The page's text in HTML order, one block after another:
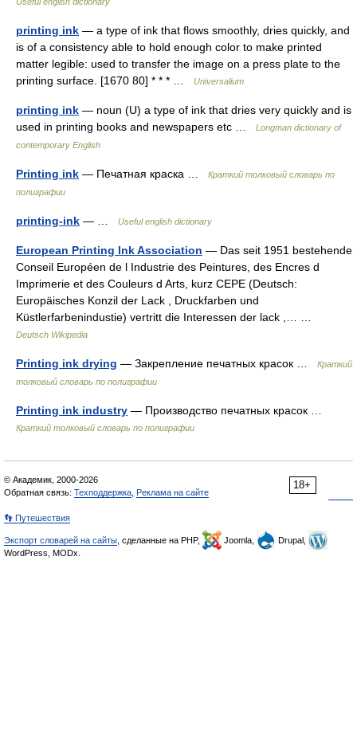
printing ink — a type of ink that flows smoothly, dries quickly, and
is of a consistency able to hold enough color to make printed
matter legible: used to transfer the image on a press plate to the
printing surface. [1670 80] * * * …
Universalium
printing ink — noun (U) a type of ink that dries very quickly and is
used in printing books and newspapers etc …
Longman dictionary of
contemporary English
Printing ink — Печатная краска …
Краткий толковый словарь по
полиграфии
printing-ink — … Useful english dictionary
European Printing Ink Association — Das seit 1951 bestehende
Conseil Européen de l Industrie des Peintures, des Encres d
Imprimerie et des Couleurs d Arts, kurz CEPE (Deutsch:
Europäisches Konzil der Lack , Druckfarben und
Küstlerfarbenindustie) vertritt die Interessen der lack ,… …
Deutsch Wikipedia
Printing ink drying — Закрепление печатных красок …
Краткий
толковый словарь по полиграфии
Printing ink industry — Производство печатных красок …
Краткий толковый словарь по полиграфии
18+
© Академик, 2000-2026
Обратная связь: Техподдержка Реклама на сайте
👣 Путешествия
Экспорт словарей на сайты , сделанные на PHP, Joomla,
Drupal,
WordPress, MODx.